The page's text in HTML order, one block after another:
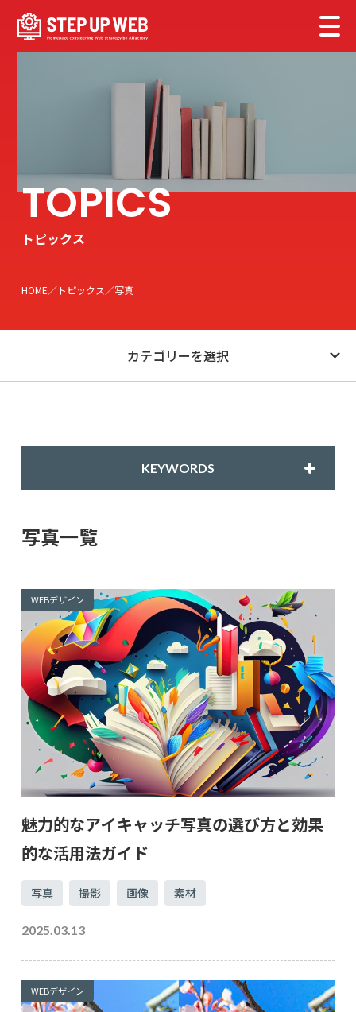
トピックス
HOME トピックス 写真
カテゴリーを選択
KEYWORDS
写真一覧
WEBデザイン
魅力的なアイキャッチ写真の選び方と効果
的な活用法ガイド
写真 撮影 画像 素材
2025.03.13
WEBデザイン